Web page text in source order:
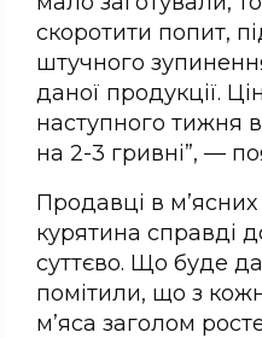
скоротити попит,
штучного
даної продукції.
наступного тижня
на 2-3 гривні”, —
Продавці в
курятина справді
суттєво. Що буде
помітили, що з
м’яса заголом